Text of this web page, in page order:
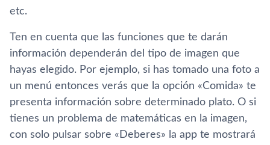
etc.
Ten en cuenta que las funciones que te darán
información dependerán del tipo de imagen que
hayas elegido. Por ejemplo, si has tomado una foto a
un menú entonces verás que la opción «Comida» te
presenta información sobre determinado plato. O si
tienes un problema de matemáticas en la imagen,
con solo pulsar sobre «Deberes» la app te mostrará